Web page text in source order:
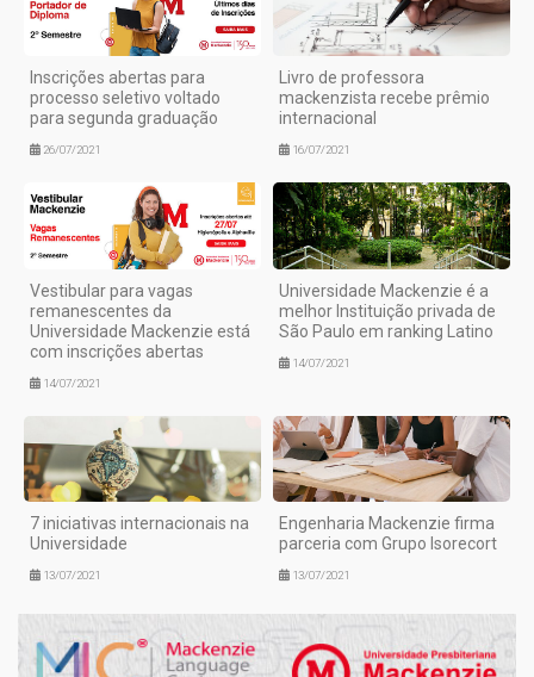
Inscrições abertas para
processo seletivo voltado
para segunda graduação
26/07/2021
Livro de professora
mackenzista recebe prêmio
internacional
16/07/2021
Vestibular para vagas
remanescentes da
Universidade Mackenzie está
com inscrições abertas
14/07/2021
Universidade Mackenzie é a
melhor Instituição privada de
São Paulo em ranking Latino
14/07/2021
7 iniciativas internacionais na
Universidade
13/07/2021
Engenharia Mackenzie firma
parceria com Grupo Isorecort
13/07/2021